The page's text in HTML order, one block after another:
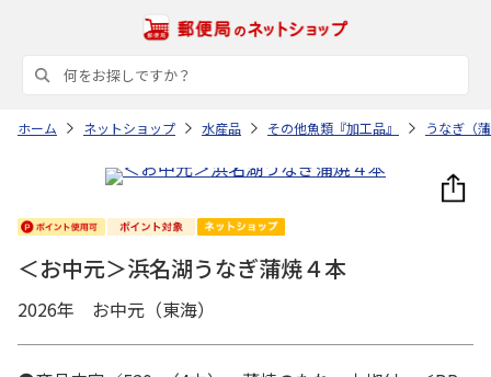
ホーム ネットショップ 水産品 その他魚類『加工品』 うなぎ（
＜お中元＞浜名湖うなぎ蒲焼４本
2026年 お中元（東海）